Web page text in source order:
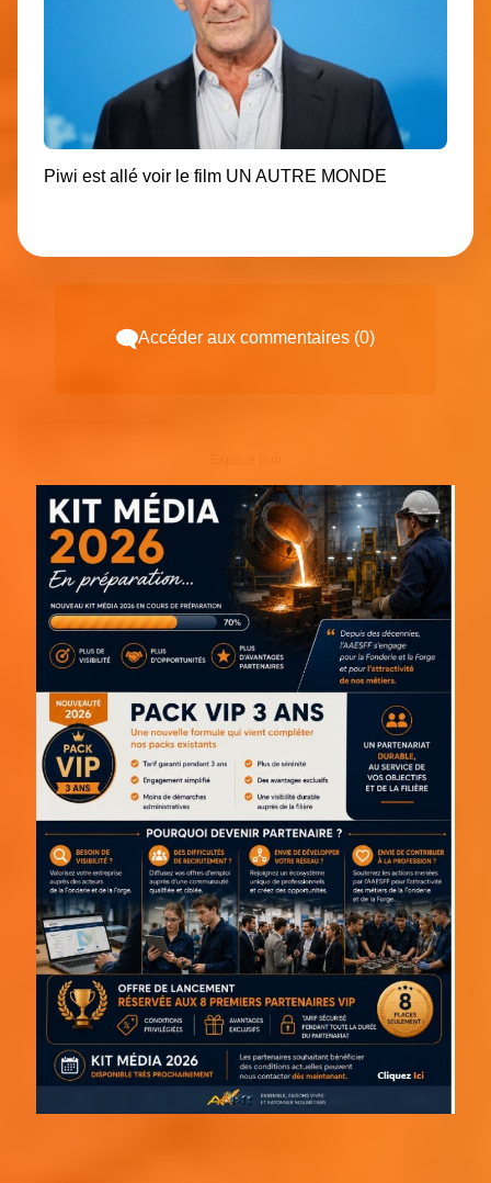
Piwi est allé voir le film UN AUTRE MONDE
Accéder aux commentaires (0)